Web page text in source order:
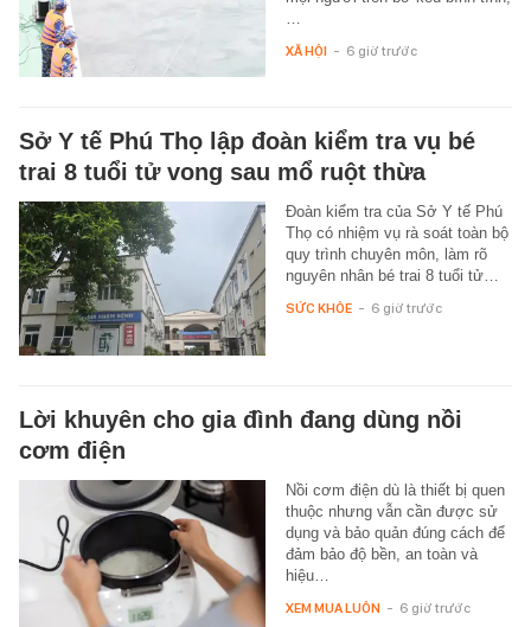
XÃ HỘI - 6 giờ trước
Sở Y tế Phú Thọ lập đoàn kiểm tra vụ bé
trai 8 tuổi tử vong sau mổ ruột thừa
Đoàn kiểm tra của Sở Y tế Phú
Thọ có nhiệm vụ rà soát toàn bộ
quy trình chuyên môn, làm rõ
nguyên nhân bé trai 8 tuổi tử…
SỨC KHỎE - 6 giờ trước
Lời khuyên cho gia đình đang dùng nồi
cơm điện
Nồi cơm điện dù là thiết bị quen
thuộc nhưng vẫn cần được sử
dụng và bảo quản đúng cách để
đảm bảo độ bền, an toàn và
hiệu…
XEM MUA LUÔN - 6 giờ trước